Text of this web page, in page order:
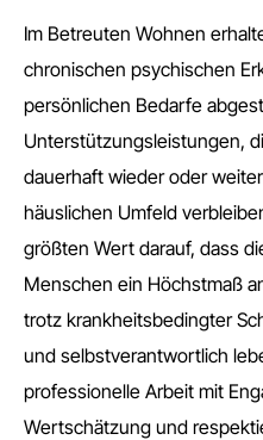
Im Betreuten Wohnen
chronischen psychischen
persönlichen Bedarfe
Unterstützungsleistungen,
dauerhaft wieder oder
häuslichen Umfeld
größten Wert darauf, dass
Menschen ein Höchstmaß
trotz krankheitsbedingter
und selbstverantwortlich
professionelle Arbeit mit
Wertschätzung und